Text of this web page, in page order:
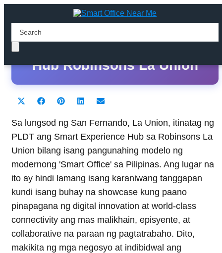
PLDT Smart Experience
Hub Robinsons La Union
Share
T
w
i
t
e
)
Share
c
e
b
o
o
k
Share
n
t
e
e
s
Share
n
k
e
n
Share
a
i
l
Sa lungsod ng San Fernando, La Union, itinatag ng
PLDT ang Smart Experience Hub sa Robinsons La
Union bilang isang pangunahing modelo ng
modernong 'Smart Office' sa Pilipinas. Ang lugar na
ito ay hindi lamang isang karaniwang tanggapan
kundi isang buhay na showcase kung paano
pinapagana ng digital innovation at world-class
connectivity ang mas malikhain, episyente, at
collaborative na paraan ng pagtatrabaho. Dito,
makikita ng mga negosyo at indibidwal ang